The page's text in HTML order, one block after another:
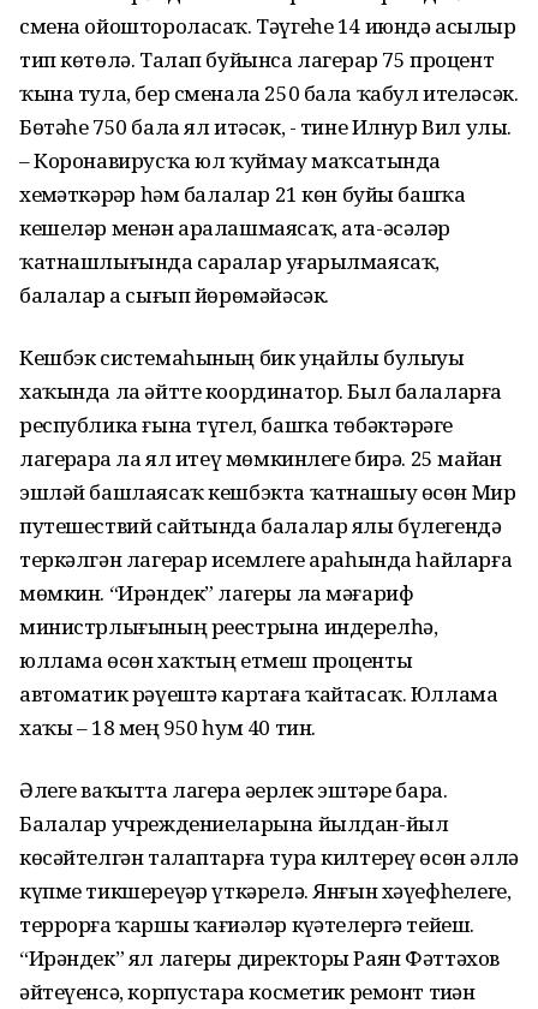
смена ойоштороласаҡ. Тәүгеһе 14 июндә асылыр
тип көтөлә. Талап буйынса лагерҙар 75 процент
ҡына тула, бер сменала 250 бала ҡабул ителәсәк.
Бөтәһе 750 бала ял итәсәк, - тине Илнур Вил улы.
– Коронавирусҡа юл ҡуймау маҡсатында
хеҙмәткәрҙәр һәм балалар 21 көн буйы башҡа
кешеләр менән аралашмаясаҡ, ата-әсәләр
ҡатнашлығында саралар уҙғарылмаясаҡ,
балалар ҙа сығып йөрөмәйәсәк.
Кешбэк системаһының бик уңайлы булыуы
хаҡында ла әйтте координатор. Был балаларға
республика ғына түгел, башҡа төбәктәрҙәге
лагерҙарҙа ла ял итеү мөмкинлеге бирә. 25 майҙан
эшләй башлаясаҡ кешбэкта ҡатнашыу өсөн Мир
путешествий сайтында балалар ялы бүлегендә
теркәлгән лагерҙар исемлеге араһында һайларға
мөмкин. “Ирәндек” лагеры ла мәғариф
министрлығының реестрына индерелһә,
юллама өсөн хаҡтың етмеш проценты
автоматик рәүештә картаға ҡайтасаҡ. Юллама
хаҡы – 18 мең 950 һум 40 тин.
Әлеге ваҡытта лагерҙа әҙерлек эштәре бара.
Балалар учреждениеларына йылдан-йыл
көсәйтелгән талаптарға тура килтереү өсөн әллә
күпме тикшереүҙәр үткәрелә. Янғын хәүефһеҙлеге,
террорға ҡаршы ҡағиҙәләр күҙәтелергә тейеш.
“Ирәндек” ял лагеры директоры Раян Фәттәхов
әйтеүенсә, корпустарҙа косметик ремонт тиҙҙән